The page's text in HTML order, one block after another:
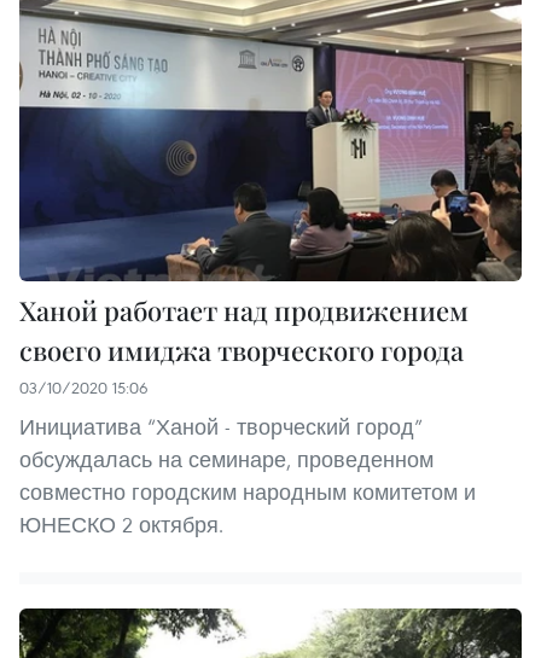
Ханой работает над продвижением
своего имиджа творческого города
03/10/2020 15:06
Инициатива “Ханой - творческий город”
обсуждалась на семинаре, проведенном
совместно городским народным комитетом и
ЮНЕСКО 2 октября.